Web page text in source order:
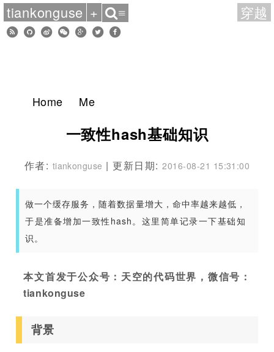
Home Me
一致性hash基础知识
作者: tiankonguse | 更新日期:2016-08-21 15:31:00
做一个缓存服务，随着数据量增大，命中率越来越低，
于是准备增加一致性hash。这里简单记录一下基础知
识。
本文首发于公众号：天空的代码世界，微信号：
tiankonguse
背景
tiankonguse + ≡ 穿越